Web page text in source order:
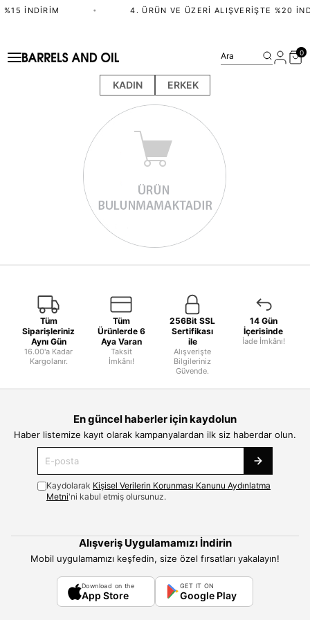
İNDIRIM • 4. ÜRÜN VE ÜZERI ALIŞVERIŞTE %20
KADIN ERKEK
Ara 0
Tüm
Siparişleriniz
Aynı Gün
16.00'a Kadar
Kargolanır.
Tüm
Ürünlerde 6
Aya Varan
Taksit
İmkânı!
256Bit SSL
Sertifikası
ile
Alışverişte
Bilgileriniz
Güvende.
14 Gün
İçerisinde
İade İmkânı!
En güncel haberler için kaydolun
Haber listemize kayıt olarak kampanyalardan ilk siz haberdar olun.
Kaydolarak Kişisel Verilerin Korunması Kanunu Aydınlatma
Metni'ni kabul etmiş olursunuz.
Alışveriş Uygulamamızı İndirin
Mobil uygulamamızı keşfedin, size özel fırsatları yakalayın!
Download on the
App Store
GET IT ON
Google Play